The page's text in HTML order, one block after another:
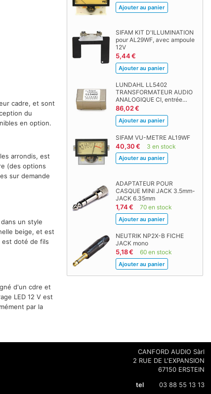
SIFAM KIT D'ILLUMINATION
pour AL29WF, avec ampoule
12V
5,44 €
LUNDAHL LL5402
TRANSFORMATEUR AUDIO
ANALOGIQUE CI, entrée…
86,02 €
SIFAM VU-METRE AL19WF
40,30 € 3 en stock
ADAPTATEUR POUR
CASQUE MINI JACK 3.5mm-
JACK 6.35mm
1,74 € 70 en stock
NEUTRIK NP2X-B FICHE
JACK mono
5,18 € 60 en stock
cadre, et sont
du
en option.
arrondis, est
(des options
sur demande
un style
beige, et est
est doté de fils
d'un cdre et
LED 12 V est
par la
CANFORD AUDIO Sàrl
2 RUE DE L'EXPANSION
67150 ERSTEIN
tel
03 88 55 13 13